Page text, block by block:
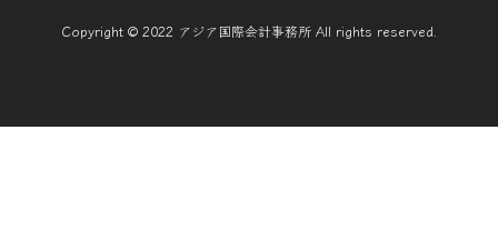
Copyright © 2022 アジア国際会計事務所 All rights reserved.